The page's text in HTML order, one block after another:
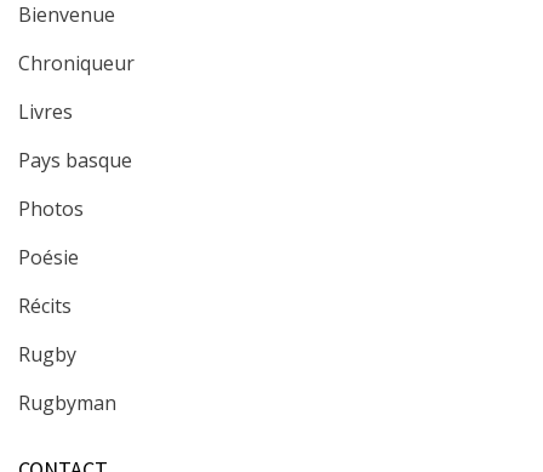
Bienvenue
Chroniqueur
Livres
Pays basque
Photos
Poésie
Récits
Rugby
Rugbyman